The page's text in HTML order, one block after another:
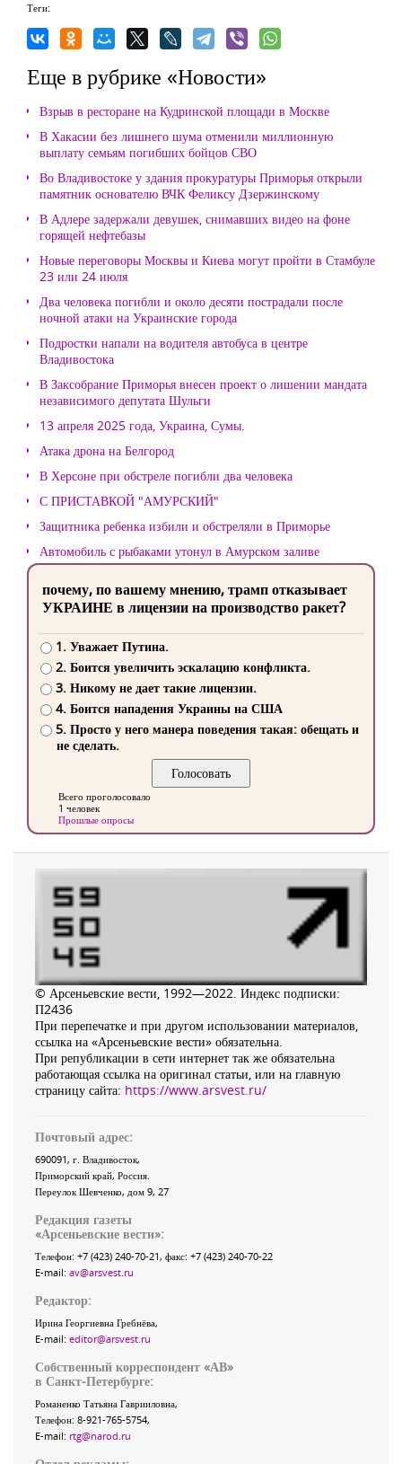
Теги:
Еще в рубрике «Новости»
Взрыв в ресторане на Кудринской площади в Москве
В Хакасии без лишнего шума отменили миллионную
выплату семьям погибших бойцов СВО
Во Владивостоке у здания прокуратуры Приморья открыли
памятник основателю ВЧК Феликсу Дзержинскому
В Адлере задержали девушек, снимавших видео на фоне
горящей нефтебазы
Новые переговоры Москвы и Киева могут пройти в Стамбуле
23 или 24 июля
Два человека погибли и около десяти пострадали после
ночной атаки на Украинские города
Подростки напали на водителя автобуса в центре
Владивостока
В Заксобрание Приморья внесен проект о лишении мандата
независимого депутата Шульги
13 апреля 2025 года, Украина, Сумы.
Атака дрона на Белгород
В Херсоне при обстреле погибли два человека
С ПРИСТАВКОЙ "АМУРСКИЙ"
Защитника ребенка избили и обстреляли в Приморье
Автомобиль с рыбаками утонул в Амурском заливе
почему, по вашему мнению, трамп отказывает
УКРАИНЕ в лицензии на производство ракет?
1. Уважает Путина.
2. Боится увеличить эскалацию конфликта.
3. Никому не дает такие лицензии.
4. Боится нападения Украины на США
5. Просто у него манера поведения такая: обещать и
не сделать.
Всего проголосовало
1 человек
Прошлые опросы
© Арсеньевские вести, 1992—2022. Индекс подписки:
П2436
При перепечатке и при другом использовании материалов,
ссылка на «Арсеньевские вести» обязательна.
При републикации в сети интернет так же обязательна
работающая ссылка на оригинал статьи, или на главную
страницу сайта: https://www.arsvest.ru/
Почтовый адрес:
690091, г. Владивосток,
Приморский край, Россия.
Переулок Шевченко, дом 9, 27
Редакция газеты
«Арсеньевские вести»:
Телефон: +7 (423) 240-70-21, факс: +7 (423) 240-70-22
E-mail: av@arsvest.ru
Редактор:
Ирина Георгиевна Гребнёва,
E-mail: editor@arsvest.ru
Собственный корреспондент «АВ»
в Санкт-Петербурге:
Романенко Татьяна Гаврииловна,
Телефон: 8-921-765-5754,
E-mail: rtg@narod.ru